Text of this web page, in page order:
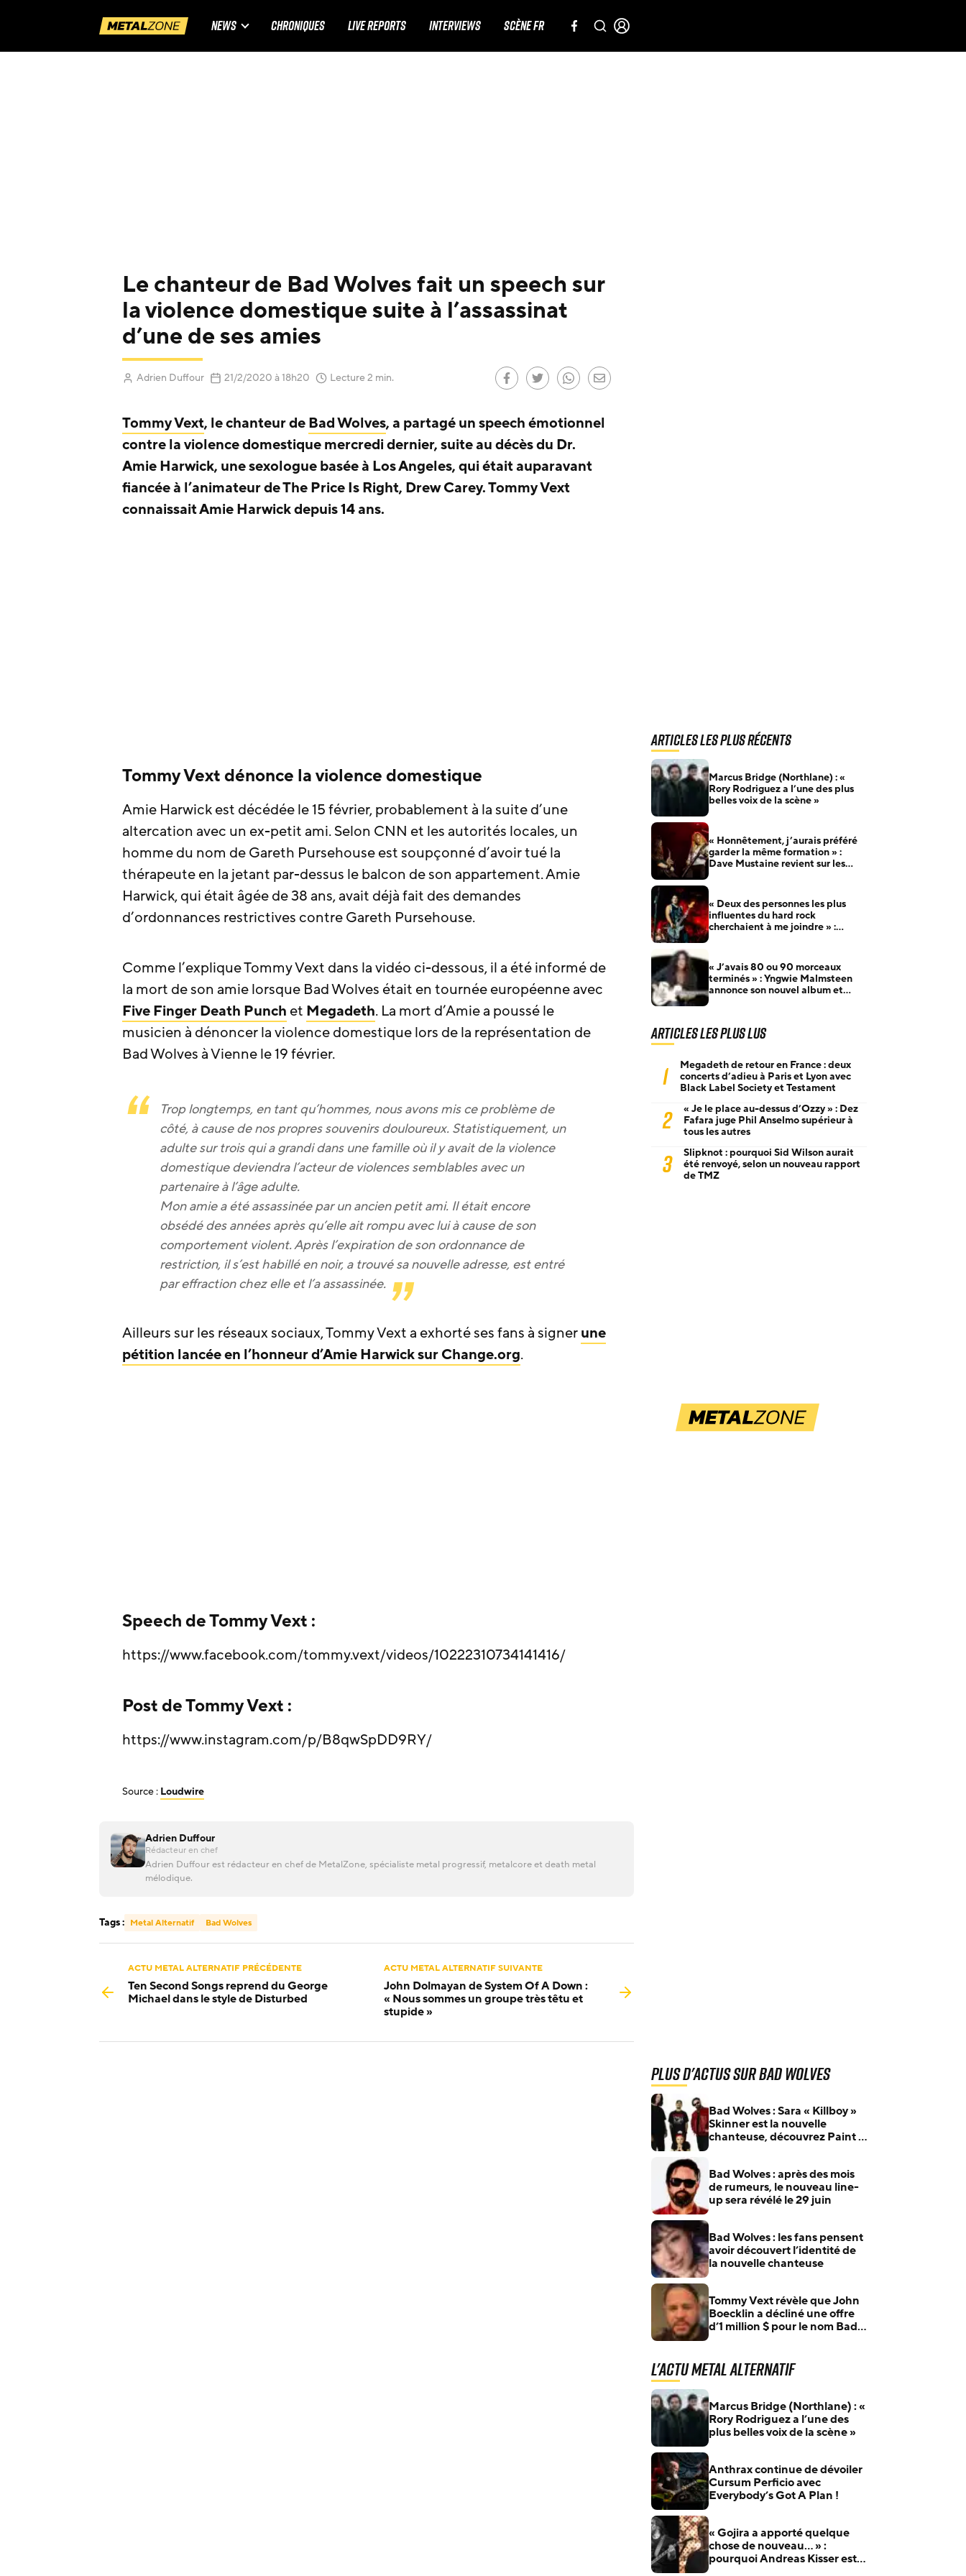
NEWS CHRONIQUES LIVE REPORTS INTERVIEWS SCÈNE FR
Le chanteur de Bad Wolves fait un speech sur
la violence domestique suite à l’assassinat
d’une de ses amies
Adrien Duffour 21/2/2020 (Mis à jour le)
à 18h20 Lecture 2 min.
Tommy Vext, le chanteur deBad Wolves, a partagé un speech émotionnel
contre la violence domestique mercredi dernier, suite au décès du Dr.
Amie Harwick, une sexologue basée à Los Angeles, qui était auparavant
fiancée à l’animateur de The Price Is Right, Drew Carey. Tommy Vext
connaissait Amie Harwick depuis 14 ans.
Tommy Vext dénonce la violence domestique
Amie Harwick est décédée le 15 février, probablement à la suite d’une
altercation avec un ex-petit ami. Selon CNN et les autorités locales, un
homme du nom de Gareth Pursehouse est soupçonné d’avoir tué la
thérapeute en la jetant par-dessus le balcon de son appartement. Amie
Harwick, qui était âgée de 38 ans, avait déjà fait des demandes
d’ordonnances restrictives contre Gareth Pursehouse.
Comme l’explique Tommy Vext dans la vidéo ci-dessous, il a été informé de
la mort de son amie lorsque Bad Wolves était en tournée européenne avec
Five Finger Death Punch et Megadeth. La mort d’Amie a poussé le
musicien à dénoncer la violence domestique lors de la représentation de
Bad Wolves à Vienne le 19 février.
Trop longtemps, en tant qu’hommes, nous avons mis ce problème de
côté, à cause de nos propres souvenirs douloureux. Statistiquement, un
adulte sur trois qui a grandi dans une famille où il y avait de la violence
domestique deviendra l’acteur de violences semblables avec un
partenaire à l’âge adulte.
Mon amie a été assassinée par un ancien petit ami. Il était encore
obsédé des années après qu’elle ait rompu avec lui à cause de son
comportement violent. Après l’expiration de son ordonnance de
restriction, il s’est habillé en noir, a trouvé sa nouvelle adresse, est entré
par effraction chez elle et l’a assassinée.
Ailleurs sur les réseaux sociaux, Tommy Vext a exhorté ses fans à signerune
pétition lancée en l’honneur d’Amie Harwick sur Change.org.
Speech de Tommy Vext :
https://www.facebook.com/tommy.vext/videos/10222310734141416/
Post de Tommy Vext :
https://www.instagram.com/p/B8qwSpDD9RY/
Source : Loudwire
Adrien Duffour
Rédacteur en chef
Adrien Duffour est rédacteur en chef de MetalZone, spécialiste metal progressif, metalcore et death metal
mélodique.
Tags : Metal Alternatif Bad Wolves
ACTU METAL ALTERNATIF PRÉCÉDENTE
Ten Second Songs reprend du George
Michael dans le style de Disturbed
ACTU METAL ALTERNATIF SUIVANTE
John Dolmayan de System Of A Down :
« Nous sommes un groupe très têtu et
stupide »
Articles les plus récents
Marcus Bridge (Northlane) : «
Rory Rodriguez a l’une des plus
belles voix de la scène »
« Honnêtement, j’aurais préféré
garder la même formation » :
Dave Mustaine revient sur les
« Deux des personnes les plus
influentes du hard rock
cherchaient à me joindre » :
« J’avais 80 ou 90 morceaux
terminés » : Yngwie Malmsteen
annonce son nouvel album et
Articles les plus lus
1
Megadeth de retour en France : deux
concerts d’adieu à Paris et Lyon avec
Black Label Society et Testament
2
« Je le place au-dessus d’Ozzy » : Dez
Fafara juge Phil Anselmo supérieur à
tous les autres
3
Slipknot : pourquoi Sid Wilson aurait
été renvoyé, selon un nouveau rapport
de TMZ
Plus d'actus sur Bad Wolves
Bad Wolves : Sara « Killboy »
Skinner est la nouvelle
chanteuse, découvrez Paint It
Bad Wolves : après des mois
de rumeurs, le nouveau line-
up sera révélé le 29 juin
Bad Wolves : les fans pensent
avoir découvert l’identité de
la nouvelle chanteuse
Tommy Vext révèle que John
Boecklin a décliné une offre
d’1 million $ pour le nom Bad
aurait rejoint le groupe
L'actu Metal Alternatif
Marcus Bridge (Northlane) : «
Rory Rodriguez a l’une des
plus belles voix de la scène »
Anthrax continue de dévoiler
Cursum Perficio avec
Everybody’s Got A Plan !
« Gojira a apporté quelque
chose de nouveau… » :
pourquoi Andreas Kisser est si